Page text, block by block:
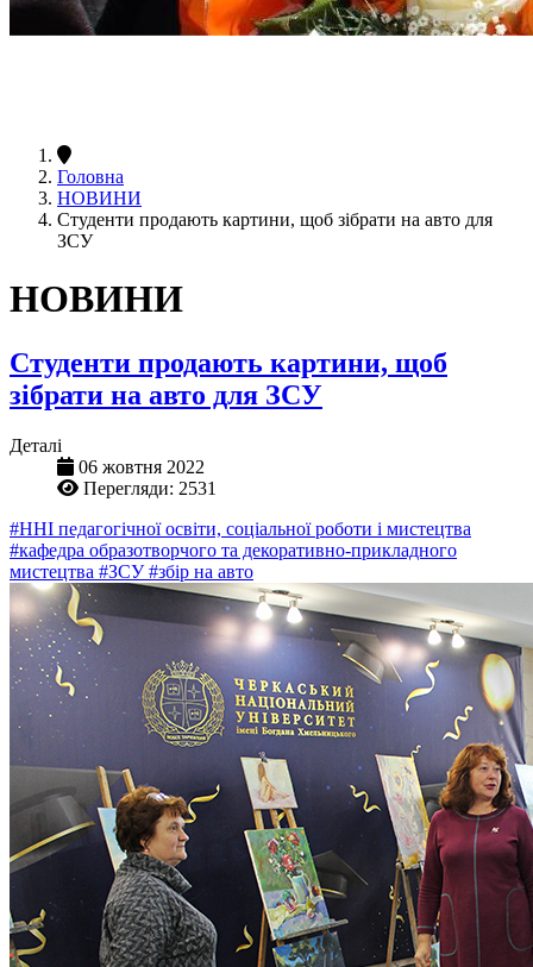
Головна
НОВИНИ
Студенти продають картини, щоб зібрати на авто для
ЗСУ
НОВИНИ
Студенти продають картини, щоб
зібрати на авто для ЗСУ
Деталі
06 жовтня 2022
Перегляди: 2531
#ННІ педагогічної освіти, соціальної роботи і мистецтва
#кафедра образотворчого та декоративно-прикладного
мистецтва #ЗСУ#збір на авто